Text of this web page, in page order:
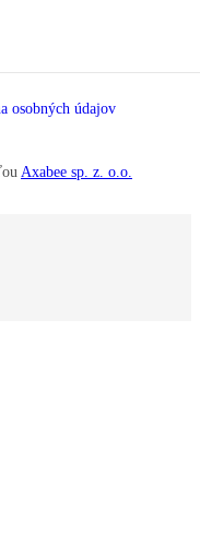
osobných údajov
Axabee sp. z. o.o.